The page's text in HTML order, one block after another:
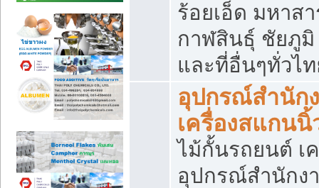
ร้อยเอ็ด มหาส
กาฬสินธุ์ ชัยภู
และที่อื่นๆทั่วไ
อุปกรณ์สำนัก
เครื่องสแกนนิ้
ไม้กั้นรถยนต์ เ
อุปกรณ์สำนักง